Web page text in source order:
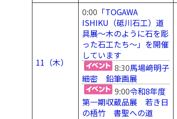
11（木）
0:00 「TOGAWA
ISHIKU（砥川石工）道
具展～木のように石を彫
った石工たち～」を開催
しています
8:30馬場﨑明子
細密 鉛筆画展
9:00令和8年度
第一期収蔵品展 若き日
の梧竹 書聖への道